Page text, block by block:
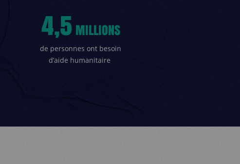
4,5MILLIONS
de personnes ont besoin
d’aide humanitaire